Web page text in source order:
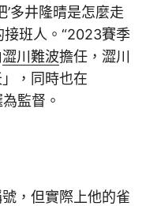
多井隆晴是怎麼走
接班人。“2023賽季
澀川難波擔任，澀川
，同時也在
監督。
，但實際上他的雀